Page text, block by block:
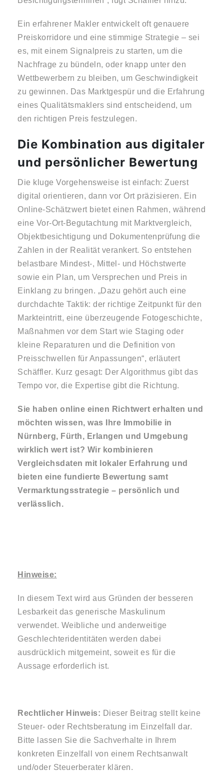
Ein erfahrener Makler entwickelt oft genauere
Preiskorridore und eine stimmige Strategie – sei
es, mit einem Signalpreis zu starten, um die
Nachfrage zu bündeln, oder knapp unter den
Wettbewerbern zu bleiben, um Geschwindigkeit
zu gewinnen. Das Marktgespür und die Erfahrung
eines Qualitätsmaklers sind entscheidend, um
den richtigen Preis festzulegen.
Die Kombination aus digitaler
und persönlicher Bewertung
Die kluge Vorgehensweise ist einfach: Zuerst
digital orientieren, dann vor Ort präzisieren. Ein
Online-Schätzwert bietet einen Rahmen, während
eine Vor-Ort-Begutachtung mit Marktvergleich,
Objektbesichtigung und Dokumentenprüfung die
Zahlen in der Realität verankert. So entstehen
belastbare Mindest-, Mittel- und Höchstwerte
sowie ein Plan, um Versprechen und Preis in
Einklang zu bringen. „Dazu gehört auch eine
durchdachte Taktik: der richtige Zeitpunkt für den
Markteintritt, eine überzeugende Fotogeschichte,
Maßnahmen vor dem Start wie Staging oder
kleine Reparaturen und die Definition von
Preisschwellen für Anpassungen“, erläutert
Schäffler. Kurz gesagt: Der Algorithmus gibt das
Tempo vor, die Expertise gibt die Richtung.
Sie haben online einen Richtwert erhalten und
möchten wissen, was Ihre Immobilie in
Nürnberg, Fürth, Erlangen und Umgebung
wirklich wert ist? Wir kombinieren
Vergleichsdaten mit lokaler Erfahrung und
bieten eine fundierte Bewertung samt
Vermarktungsstrategie – persönlich und
verlässlich.
Hinweise:
In diesem Text wird aus Gründen der besseren
Lesbarkeit das generische Maskulinum
verwendet. Weibliche und anderweitige
Geschlechteridentitäten werden dabei
ausdrücklich mitgemeint, soweit es für die
Aussage erforderlich ist.
Rechtlicher Hinweis: Dieser Beitrag stellt keine
Steuer- oder Rechtsberatung im Einzelfall dar.
Bitte lassen Sie die Sachverhalte in Ihrem
konkreten Einzelfall von einem Rechtsanwalt
und/oder Steuerberater klären.